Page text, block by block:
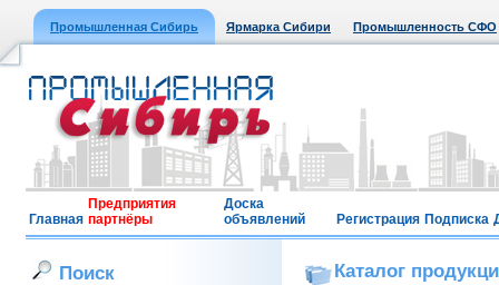
Промышленная Сибирь Ярмарка Сибири Промышленность СФО
Главная
Предприятия
партнёры
Доска
объявлений
Регистрация Подписка
Поиск Каталог